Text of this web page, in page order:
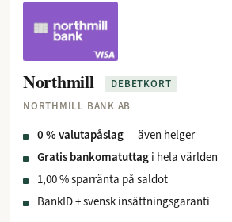
Northmill
DEBETKORT
NORTHMILL BANK AB
0 % valutapåslag— även helger
Gratis bankomatuttag i hela världen
1,00 % sparränta på saldot
BankID + svensk insättningsgaranti